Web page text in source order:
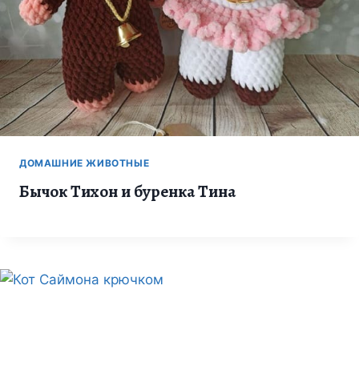
ДОМАШНИЕ ЖИВОТНЫЕ
Бычок Тихон и буренка Тина